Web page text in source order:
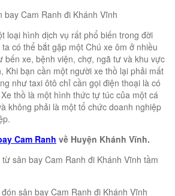
bay Cam Ranh đi Khánh Vĩnh
loại hình dịch vụ rất phổ biến trong đời
có thể bắt gặp một Chú xe ôm ở nhiều
bến xe, bệnh viện, chợ, ngã tư và khu vực
Khi bạn cần một người xe thồ lại phải mất
như taxi ôtô chỉ cần gọi điện thoại là có
thồ là một hình thức tự túc của một cá
không phải là một tổ chức doanh nghiệp
Cam Ranh về Huyện Khánh Vĩnh.
sân bay Cam Ranh đi Khánh Vĩnh tầm